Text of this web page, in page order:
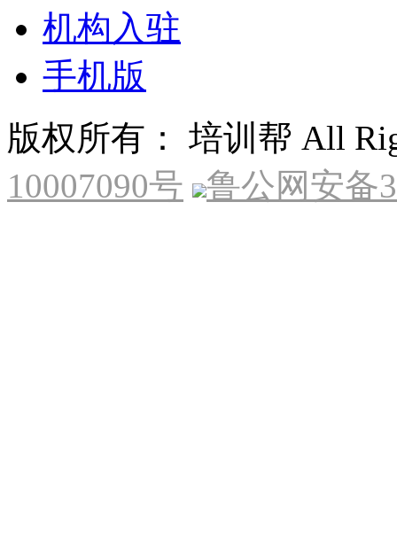
机构入驻
手机版
版权所有： 培训帮 All
10007090号
鲁公网安备